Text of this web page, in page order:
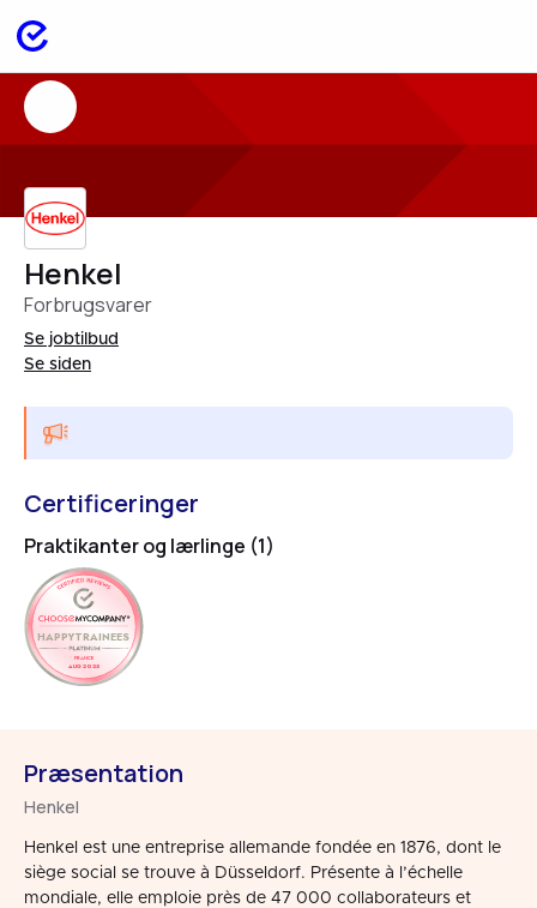
Henkel
Forbrugsvarer
Se jobtilbud
Se siden
Certificeringer
Praktikanter og lærlinge (1)
HAPPYTRAINEES
FRANCE
AUG 2025
Præsentation
Henkel
Henkel est une entreprise allemande fondée en 1876, dont le
siège social se trouve à Düsseldorf. Présente à l’échelle
mondiale, elle emploie près de 47 000 collaborateurs et